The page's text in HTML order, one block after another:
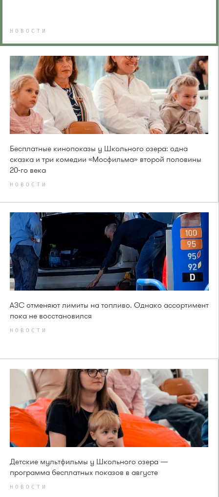
НОВОСТИ
Бесплатные кинопоказы у Школьного озера: одна
сказка и три комедии «Мосфильма» второй половины
20-го века
НОВОСТИ
АЗС отменяют лимиты на топливо. Однако ассортимент
пока не восстановился
НОВОСТИ
Детские мультфильмы у Школьного озера —
программа бесплатных показов в августе
НОВОСТИ